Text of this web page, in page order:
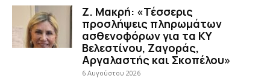
Ζ. Μακρή: «Τέσσερις
προσλήψεις πληρωμάτων
ασθενοφόρων για τα ΚΥ
Βελεστίνου, Ζαγοράς,
Αργαλαστής και Σκοπέλου»
6 Αυγούστου 2026